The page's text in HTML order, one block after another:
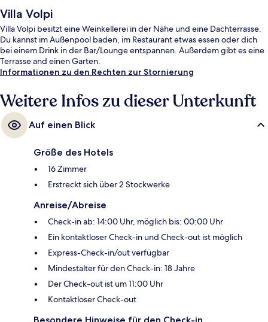
Villa Volpi
Villa Volpi besitzt eine Weinkellerei in der Nähe und eine Dachterrasse.
Du kannst im Außenpool baden, im Restaurant etwas essen oder dich
bei einem Drink in der Bar/Lounge entspannen. Außerdem gibt es eine
Terrasse and einen Garten.
Informationen zu den Rechten zur Stornierung
Weitere Infos zu dieser Unterkunft
Auf einen Blick
Größe des Hotels
16 Zimmer
Erstreckt sich über 2 Stockwerke
Anreise/Abreise
Check-in ab: 14:00 Uhr, möglich bis: 00:00 Uhr
Ein kontaktloser Check-in und Check-out ist möglich
Express-Check-in/out verfügbar
Mindestalter für den Check-in: 18 Jahre
Der Check-out ist um 11:00 Uhr
Kontaktloser Check-out